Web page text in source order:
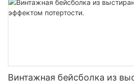
Винтажная бейсболка из